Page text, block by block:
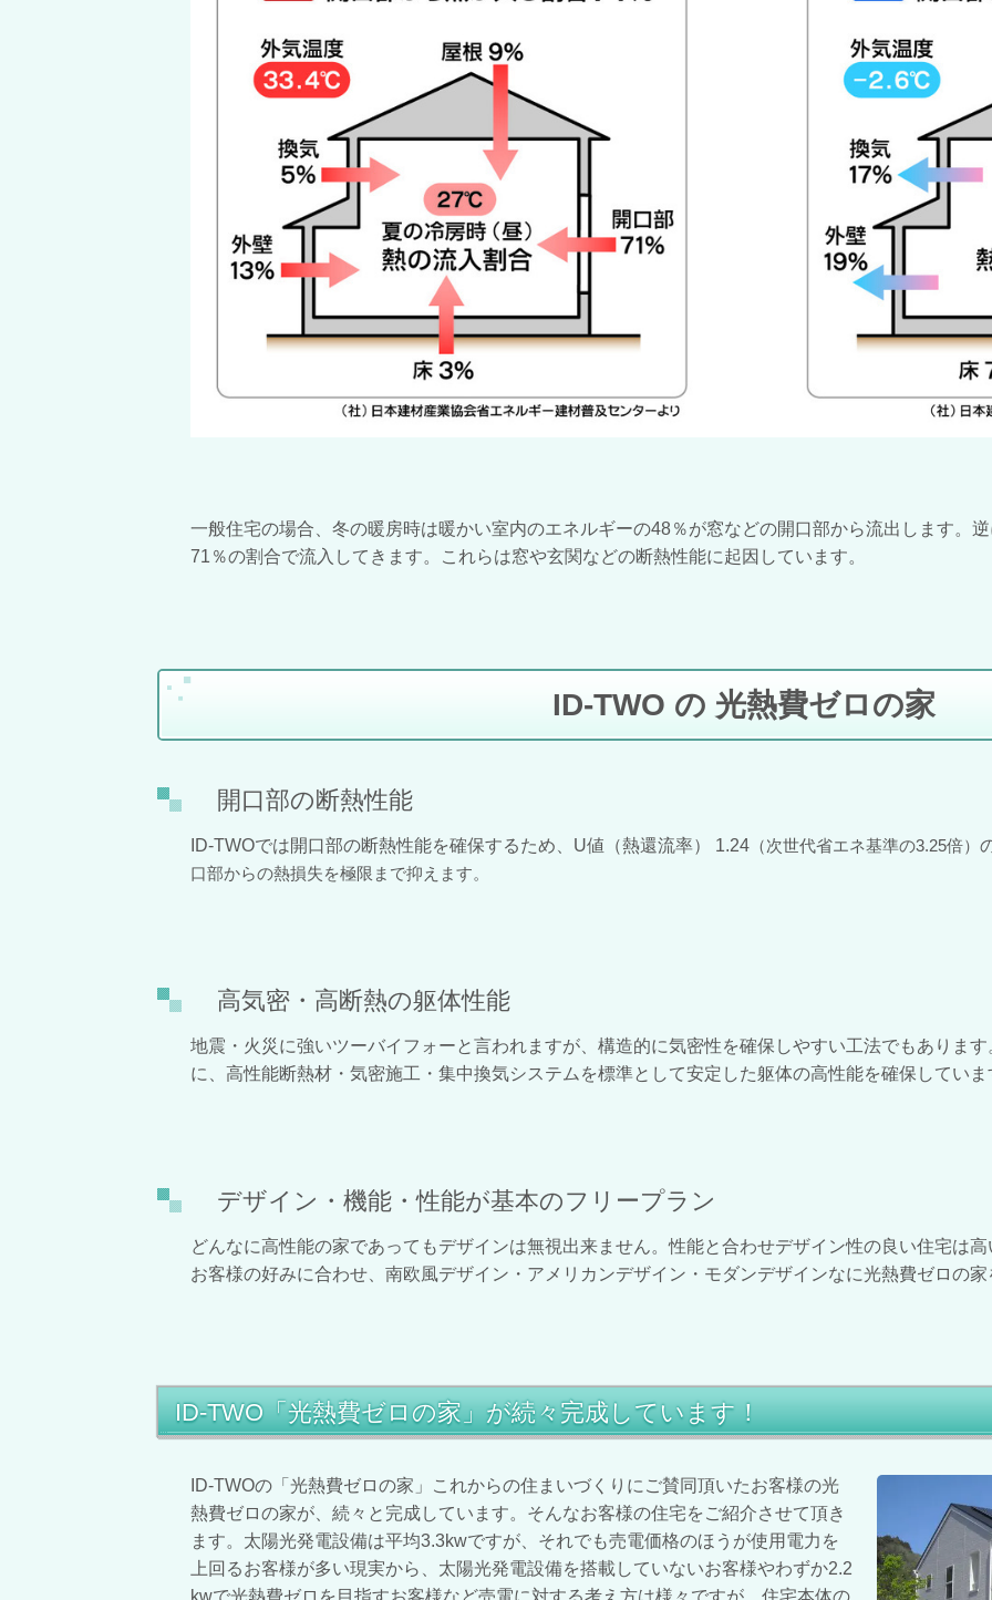
一般住宅の場合、冬の暖房時は暖かい室内のエネルギーの48％が窓などの開口部から流出します。
71％の割合で流入してきます。これらは窓や玄関などの断熱性能に起因しています。
ID-TWO の 光熱費ゼロの家
開口部の断熱性能
ID-TWOでは開口部の断熱性能を確保するため、U値（熱還流率） 1.24 （次世代省エネ基準の3.25倍）
口部からの熱損失を極限まで抑えます。
高気密・高断熱の躯体性能
地震・火災に強いツーバイフォーと言われますが、構造的に気密性を確保しやすい工法でもありま
に、高性能断熱材・気密施工・集中換気システムを標準として安定した躯体の高性能を確保していま
デザイン・機能・性能が基本のフリープラン
どんなに高性能の家であってもデザインは無視出来ません。性能と合わせデザイン性の良い住宅は
お客様の好みに合わせ、南欧風デザイン ・ アメリカンデザイン・モダンデザインなに光熱費ゼロの
ID-TWO「光熱費ゼロの家」が続々完成しています！
ID-TWOの「光熱費ゼロの家」これからの住まいづくりにご賛同頂いたお客様の光
熱費ゼロの家が、続々と完成しています。そんなお客様の住宅をご紹介させて頂き
ます。太陽光発電設備は平均3.3kwですが、それでも売電価格のほうが使用電力を
上回るお客様が多い現実から、太陽光発電設備を搭載していないお客様やわずか2.2